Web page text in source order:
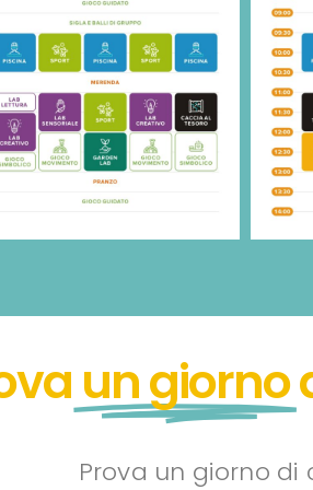
un giorno
Prova un giorno di